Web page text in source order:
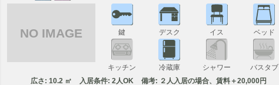
NO IMAGE 鍵 デスク イス ベッド
キッチン 冷蔵庫 シャワー バスタブ
広さ: 10.2 ㎡ 入居条件: 2人OK 備考: ２人入居の場合、賃料＋20,000円